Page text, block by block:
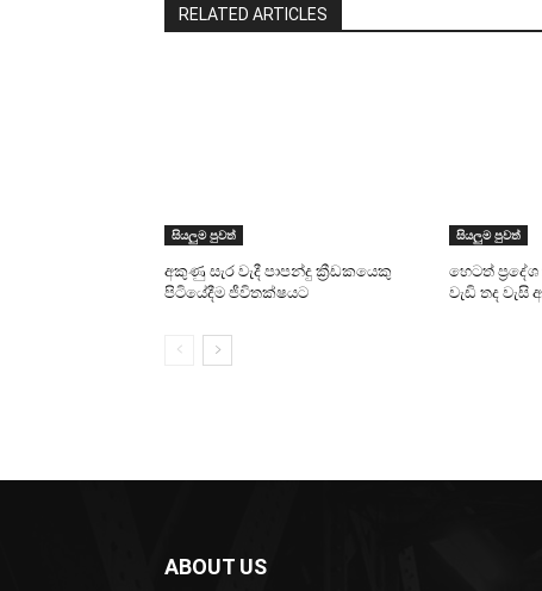
RELATED ARTICLES
සියලුම පුවත්
අකුණු සැර වැදී පාපන්දු ක්‍රීඩකයෙකු
පිටියේදීම ජීවිතක්ෂයට
සියලුම පුවත්
හෙටත්
වැඩි තද
ABOUT US